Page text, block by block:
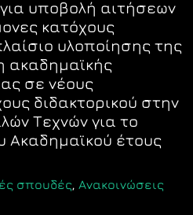
υποβολή αιτήσεων
κατόχους
υλοποίησης της
ακαδημαϊκής
σε νέους
διδακτορικού στην
Τεχνών για το
Ακαδημαϊκού έτους
σπουδές, Ανακοινώσεις